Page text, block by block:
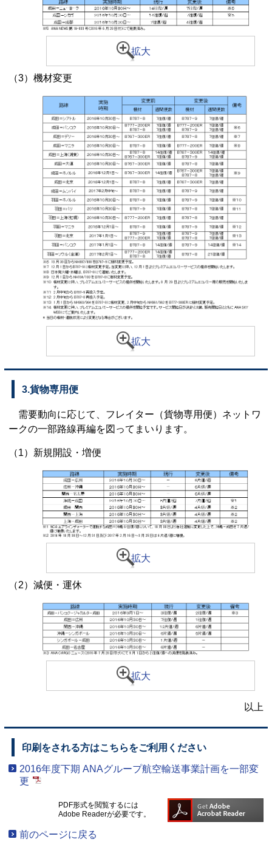
拡大
（3）機材変更
拡大
3.貨物専用便
需要動向に応じて、フレイター（貨物専用便）ネットワ
ークの一部路線再編を図ってまいります。
（1）新規開設・増便
拡大
（2）減便・運休
拡大
以上
印刷をされる方はこちらをご利用ください
2016年度下期 ANAグループ航空輸送事業計画を一部変
更
PDF形式を閲覧するには
Adobe Readerが必要です。
前のページに戻る